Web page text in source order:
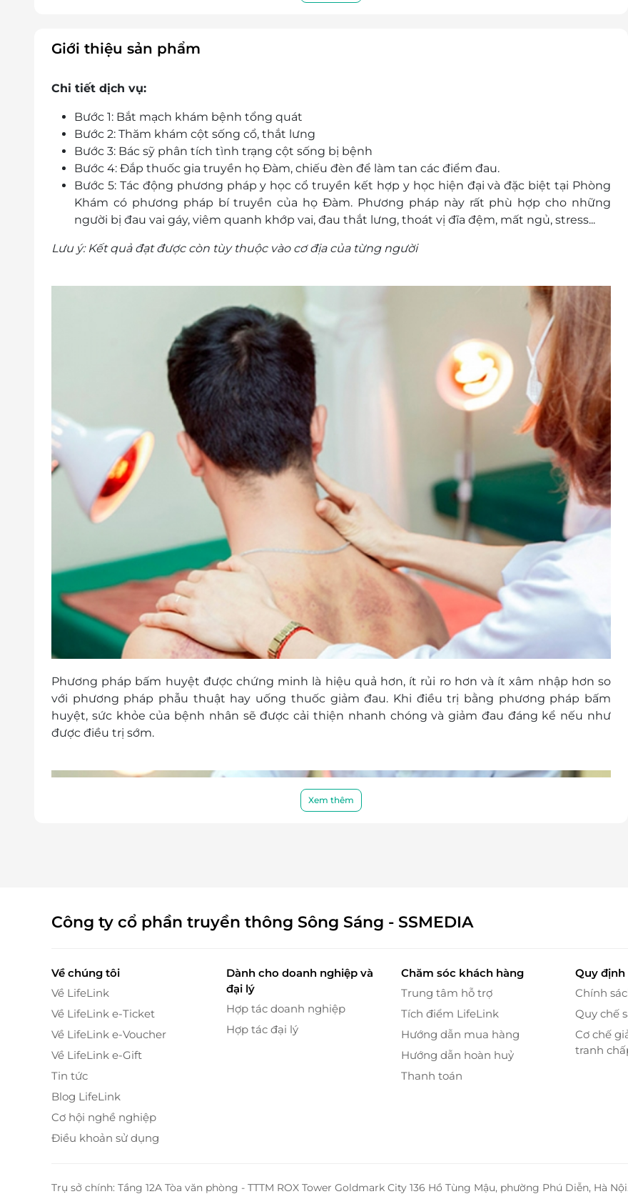
Điện thoại: 0393 666 115 - 0789 666 115
E-Voucher/E-Coupon không có giá trị quy đổi thành tiền mặt, không trả lại tiền thừa.
Giá chưa bao gồm VAT, khách hàng muốn lấy hóa đơn vui lòng liên hệ NCC.
Giá dịch vụ chưa bao gồm tiền thưởng cho nhân viên (Tips)
Giới thiệu sản phẩm
Chi tiết dịch vụ:
Bước 1: Bắt mạch khám bệnh tổng quát
Bước 2: Thăm khám cột sống cổ, thắt lưng
Bước 3: Bác sỹ phân tích tình trạng cột sống bị bệnh
Bước 4: Đắp thuốc gia truyền họ Đàm, chiếu đèn để làm tan các điểm đau.
Bước 5: Tác động phương pháp y học cổ truyền kết hợp y học hiện đại và đặc biệt tại Phòng
Khám có phương pháp bí truyền của họ Đàm. Phương pháp này rất phù hợp cho những
người bị đau vai gáy, viêm quanh khớp vai, đau thắt lưng, thoát vị đĩa đệm, mất ngủ, stress...
Lưu ý: Kết quả đạt được còn tùy thuộc vào cơ địa của từng người
Phương pháp bấm huyệt được chứng minh là hiệu quả hơn, ít rủi ro hơn và ít xâm nhập hơn so
với phương pháp phẫu thuật hay uống thuốc giảm đau. Khi điều trị bằng phương pháp bấm
huyệt, sức khỏe của bệnh nhân sẽ được cải thiện nhanh chóng và giảm đau đáng kể nếu như
được điều trị sớm.
vùng đau nhức của cơ thể, phân tích tình trạng sức khỏe. Tiếp đến, bác sỹ sẽ tiến hành đắp thuốc
Xem thêm
Công ty cổ phần truyền thông Sông Sáng - SSMEDIA
Về chúng tôi
Về LifeLink
Về LifeLink e-Ticket
Về LifeLink e-Voucher
Về LifeLink e-Gift
Tin tức
Blog LifeLink
Cơ hội nghề nghiệp
Điều khoản sử dụng
Dành cho doanh nghiệp và
đại lý
Hợp tác doanh nghiệp
Hợp tác đại lý
Chăm sóc khách hàng
Trung tâm hỗ trợ
Tích điểm LifeLink
Hướng dẫn mua hàng
Hướng dẫn hoàn huỷ
Thanh toán
Quy
Chính
Quy chế
Cơ chế
tranh
Trụ sở chính: Tầng 12A Tòa văn phòng - TTTM ROX Tower Goldmark City 136 Hồ Tùng Mậu, phường Phú Diễn, Hà